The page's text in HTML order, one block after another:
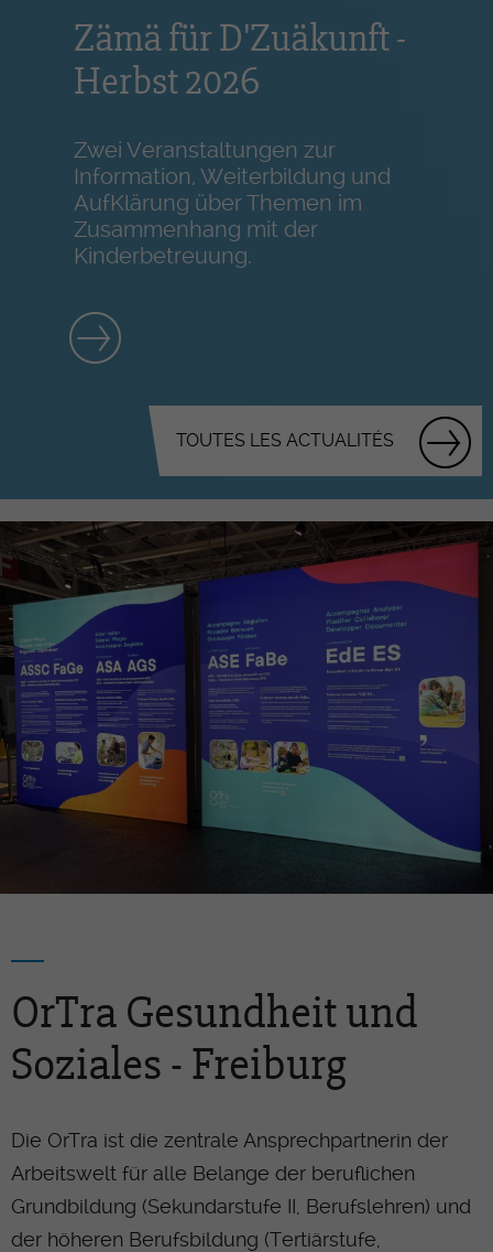
Zämä für D'Zuäkunft -
Herbst 2026
Zwei Veranstaltungen zur
Information, Weiterbildung und
AufKlärung über Themen im
Zusammenhang mit der
Kinderbetreuung.
TOUTES LES ACTUALITÉS
OrTra Gesundheit und
Soziales - Freiburg
Die OrTra ist die zentrale Ansprechpartnerin der
Arbeitswelt für alle Belange der beruflichen
Grundbildung (Sekundarstufe II, Berufslehren) und
der höheren Berufsbildung (Tertiärstufe,